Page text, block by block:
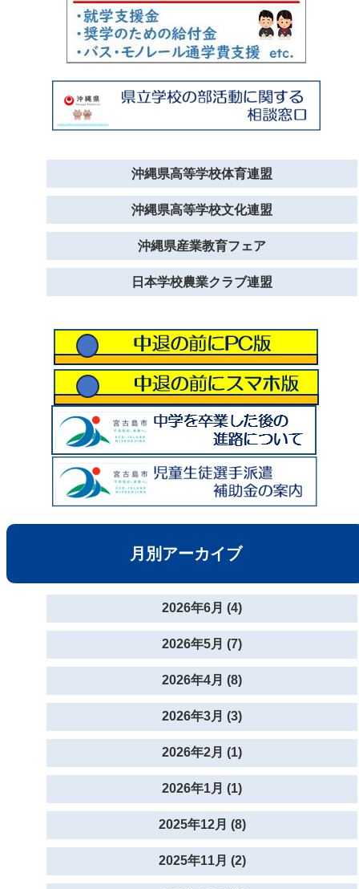
沖縄県高等学校体育連盟
沖縄県高等学校文化連盟
沖縄県産業教育フェア
日本学校農業クラブ連盟
月別アーカイブ
2026年6月 (4)
2026年5月 (7)
2026年4月 (8)
2026年3月 (3)
2026年2月 (1)
2026年1月 (1)
2025年12月 (8)
2025年11月 (2)